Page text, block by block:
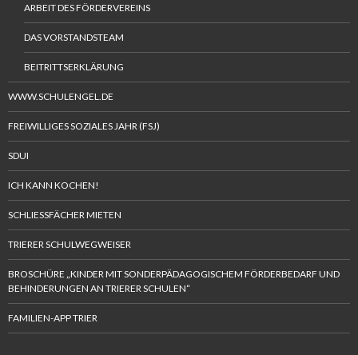
ARBEIT DES FÖRDERVEREINS
DAS VORSTANDSTEAM
BEITRITTSERKLÄRUNG
WWW.SCHULENGEL.DE
FREIWILLIGES SOZIALES JAHR (FSJ)
SDUI
ICH KANN KOCHEN!
SCHLIESSFÄCHER MIETEN
TRIERER SCHULWEGWEISER
BROSCHÜRE „KINDER MIT SONDERPÄDAGOGISCHEM FÖRDERBEDARF UND
BEHINDERUNGEN AN TRIERER SCHULEN“
FAMILIEN-APP TRIER